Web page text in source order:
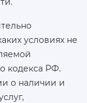
условиях не
кодекса РФ.
о наличии и